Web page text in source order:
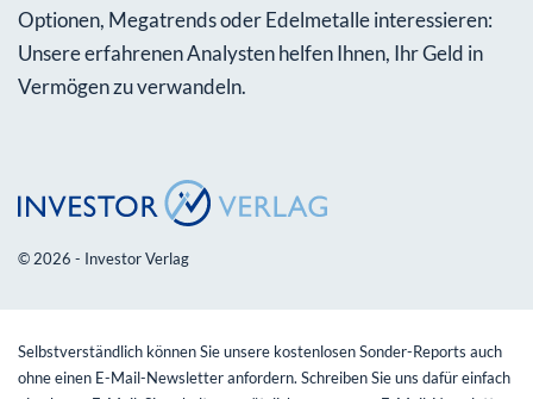
Optionen, Megatrends oder Edelmetalle interessieren:
Unsere erfahrenen Analysten helfen Ihnen, Ihr Geld in
Vermögen zu verwandeln.
© 2026 - Investor Verlag
Selbstverständlich können Sie unsere kostenlosen Sonder-Reports auch
ohne einen E-Mail-Newsletter anfordern. Schreiben Sie uns dafür einfach